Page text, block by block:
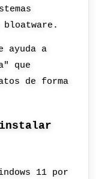
ayuda a
que
de forma
11 por